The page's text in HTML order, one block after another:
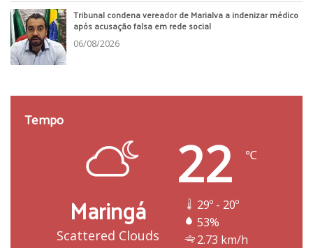
Tribunal condena vereador de Marialva a indenizar médico
após acusação falsa em rede social
06/08/2026
Tempo
Maringá
Scattered Clouds
22 ℃
29º - 20º
53%
2.73 km/h